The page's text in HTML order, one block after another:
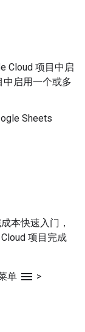
Cloud 项目中启
中启用一个或多
Sheets
本快速入门，
项目完成
单 menu >